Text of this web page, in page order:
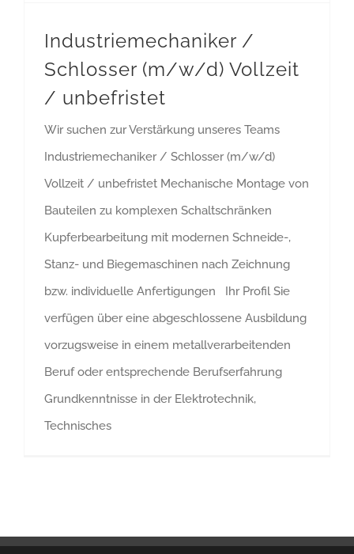
Industriemechaniker /
Schlosser (m/w/d) Vollzeit
/ unbefristet
Wir suchen zur Verstärkung unseres Teams
Industriemechaniker / Schlosser (m/w/d)
Vollzeit / unbefristet Mechanische Montage von
Bauteilen zu komplexen Schaltschränken
Kupferbearbeitung mit modernen Schneide-,
Stanz- und Biegemaschinen nach Zeichnung
bzw. individuelle Anfertigungen Ihr Profil Sie
verfügen über eine abgeschlossene Ausbildung
vorzugsweise in einem metallverarbeitenden
Beruf oder entsprechende Berufserfahrung
Grundkenntnisse in der Elektrotechnik,
Technisches